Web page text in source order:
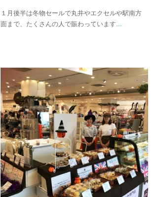
１月後半は冬物セールで丸井やエクセルや駅南方
面まで、たくさんの人で賑わっています...